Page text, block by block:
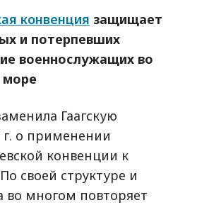
конвенция защищает
и потерпевших
военнослужащих во
море
Гаагскую
о применении
конвенции к
своей структуре и
во многом повторяет